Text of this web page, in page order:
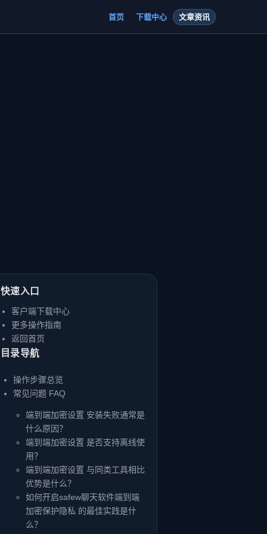
首页 下载中心 文章资讯
快速入口
客户端下载中心
更多操作指南
返回首页
目录导航
操作步骤总览
常见问题 FAQ
端到端加密设置 安装失败通常是
什么原因？
端到端加密设置 是否支持离线使
用？
端到端加密设置 与同类工具相比
优势是什么？
如何开启safew聊天软件端到端
加密保护隐私 的最佳实践是什
么？